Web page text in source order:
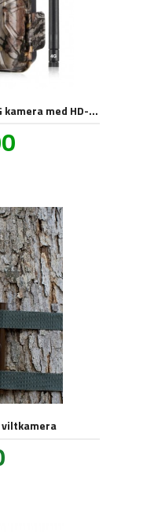
Viltkamera - Norhunt WR Pro - 4G kamera med HD-oppløsning
mva.